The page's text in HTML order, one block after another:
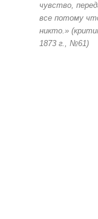
чувство,
все потому
никто.»
1873 г., №61)